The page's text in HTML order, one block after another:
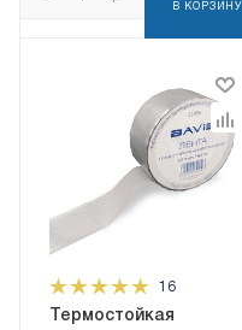
В КОРЗИНУ
16
Термостойкая